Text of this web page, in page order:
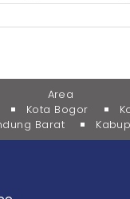
Area
Kota Bogor
Barat